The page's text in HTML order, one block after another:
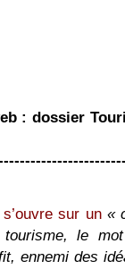
: dossier
sur un «
le
ennemi des